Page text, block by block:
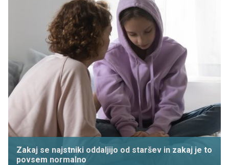
Zakaj se najstniki oddaljijo od staršev in zakaj je to
povsem normalno